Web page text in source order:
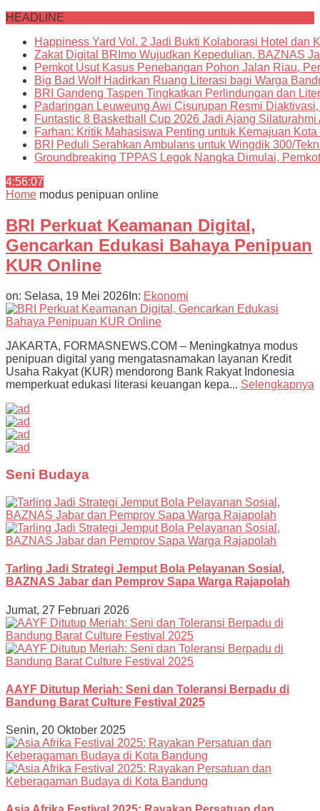
HEADLINE
Happiness Yard Vol. 2 Jadi Bukti Kolaborasi Hotel dan
Zakat Digital BRImo Wujudkan Kepedulian, BAZNAS
Pemkot Usut Kasus Penebangan Pohon Jalan Riau,
Big Bad Wolf Hadirkan Ruang Literasi bagi Warga
BRI Gandeng Taspen Tingkatkan Perlindungan dan
Padaringan Leuweung Awi Cisurupan Resmi
Funtastic 8 Basketball Cup 2026 Jadi Ajang
Farhan: Kritik Mahasiswa Penting untuk Kemajuan
BRI Peduli Serahkan Ambulans untuk Wingdik 300/
Groundbreaking TPPAS Legok Nangka Dimulai,
4:56:08
Home modus penipuan online
BRI Perkuat Keamanan Digital,
Gencarkan Edukasi Bahaya Penipuan
KUR Online
on: Selasa, 19 Mei 2026 In: Ekonomi
JAKARTA, FORMASNEWS.COM – Meningkatnya modus
penipuan digital yang mengatasnamakan layanan Kredit
Usaha Rakyat (KUR) mendorong Bank Rakyat Indonesia
memperkuat edukasi literasi keuangan kepa... Selengkapnya
Seni Budaya
Tarling Jadi Strategi Jemput Bola Pelayanan Sosial,
BAZNAS Jabar dan Pemprov Sapa Warga Rajapolah
Jumat, 27 Februari 2026
AAYF Ditutup Meriah: Seni dan Toleransi Berpadu di
Bandung Barat Culture Festival 2025
Senin, 20 Oktober 2025